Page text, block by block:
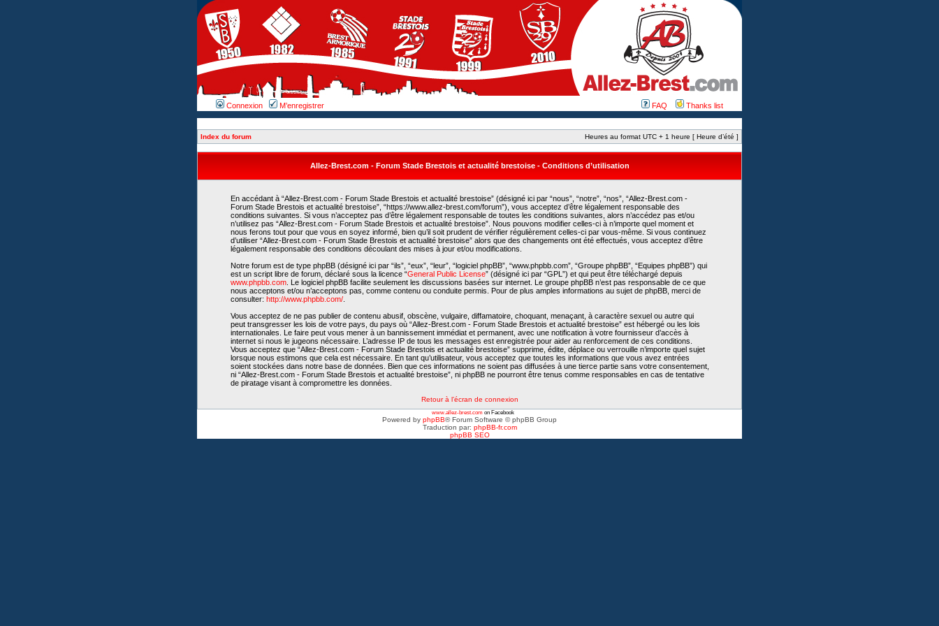
Connexion M’enregistrer FAQ Thanks list
Index du forum Heures au format UTC + 1 heure [ Heure d’été ]
Allez-Brest.com - Forum Stade Brestois et actualité brestoise - Conditions d’utilisation
En accédant à “Allez-Brest.com - Forum Stade Brestois et actualité brestoise” (désigné ici par “nous”, “notre”, “nos”, “Allez-Brest.com -
Forum Stade Brestois et actualité brestoise”, “https://www.allez-brest.com/forum”), vous acceptez d’être légalement responsable des
conditions suivantes. Si vous n’acceptez pas d’être légalement responsable de toutes les conditions suivantes, alors n’accédez pas et/ou
n’utilisez pas “Allez-Brest.com - Forum Stade Brestois et actualité brestoise”. Nous pouvons modifier celles-ci à n’importe quel moment et
nous ferons tout pour que vous en soyez informé, bien qu’il soit prudent de vérifier régulièrement celles-ci par vous-même. Si vous continuez
d’utiliser “Allez-Brest.com - Forum Stade Brestois et actualité brestoise” alors que des changements ont été effectués, vous acceptez d’être
légalement responsable des conditions découlant des mises à jour et/ou modifications.
Notre forum est de type phpBB (désigné ici par “ils”, “eux”, “leur”, “logiciel phpBB”, “www.phpbb.com”, “Groupe phpBB”, “Equipes phpBB”) qui
est un script libre de forum, déclaré sous la licence “General Public License” (désigné ici par “GPL”) et qui peut être téléchargé depuis
www.phpbb.com. Le logiciel phpBB facilite seulement les discussions basées sur internet. Le groupe phpBB n’est pas responsable de ce que
nous acceptons et/ou n’acceptons pas, comme contenu ou conduite permis. Pour de plus amples informations au sujet de phpBB, merci de
consulter: http://www.phpbb.com/.
Vous acceptez de ne pas publier de contenu abusif, obscène, vulgaire, diffamatoire, choquant, menaçant, à caractère sexuel ou autre qui
peut transgresser les lois de votre pays, du pays où “Allez-Brest.com - Forum Stade Brestois et actualité brestoise” est hébergé ou les lois
internationales. Le faire peut vous mener à un bannissement immédiat et permanent, avec une notification à votre fournisseur d’accès à
internet si nous le jugeons nécessaire. L’adresse IP de tous les messages est enregistrée pour aider au renforcement de ces conditions.
Vous acceptez que “Allez-Brest.com - Forum Stade Brestois et actualité brestoise” supprime, édite, déplace ou verrouille n’importe quel sujet
lorsque nous estimons que cela est nécessaire. En tant qu’utilisateur, vous acceptez que toutes les informations que vous avez entrées
soient stockées dans notre base de données. Bien que ces informations ne soient pas diffusées à une tierce partie sans votre consentement,
ni “Allez-Brest.com - Forum Stade Brestois et actualité brestoise”, ni phpBB ne pourront être tenus comme responsables en cas de tentative
de piratage visant à compromettre les données.
Retour à l’écran de connexion
www.allez-brest.com on Facebook
Powered by phpBB® Forum Software © phpBB Group
Traduction par: phpBB-fr.com
phpBB SEO